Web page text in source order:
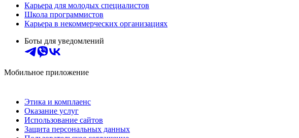
Карьера для молодых специалистов
Школа программистов
Карьера в некоммерческих организациях
Боты для уведомлений
Мобильное приложение
Этика и комплаенс
Оказание услуг
Использование сайтов
Защита персональных данных